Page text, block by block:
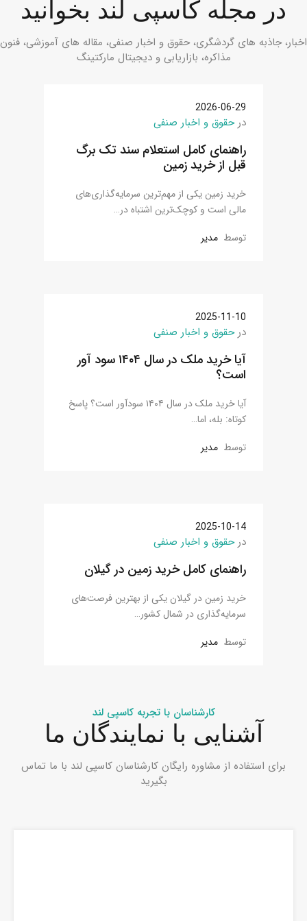
در مجله کاسپی لند بخوانید
اخبار، جاذبه های گردشگری، حقوق و اخبار صنفی، مقاله های آموزشی، فنون
مذاکره، بازاریابی و دیجیتال مارکتینگ
2026-06-29
درحقوق و اخبار صنفی
راهنمای کامل استعلام سند تک برگ
قبل از خرید زمین
خرید زمین یکی از مهم‌ترین سرمایه‌گذاری‌های
مالی است و کوچک‌ترین اشتباه در…
توسط مدیر
2025-11-10
درحقوق و اخبار صنفی
آیا خرید ملک در سال ۱۴۰۴ سود آور
است؟
آیا خرید ملک در سال ۱۴۰۴ سودآور است؟ پاسخ
کوتاه: بله، اما…
توسط مدیر
2025-10-14
درحقوق و اخبار صنفی
راهنمای کامل خرید زمین در گیلان
خرید زمین در گیلان یکی از بهترین فرصت‌های
سرمایه‌گذاری در شمال کشور…
توسط مدیر
کارشناسان با تجربه کاسپی لند
آشنایی با نمایندگان ما
برای استفاده از مشاوره رایگان کارشناسان کاسپی لند با ما تماس
بگیرید